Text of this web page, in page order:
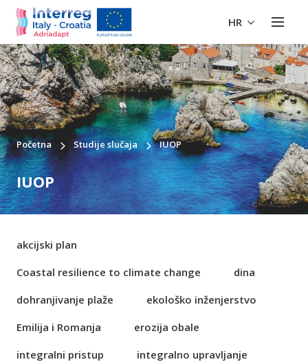
HR
Početna Studije slučaja IUOP
IUOP
akcijski plan
Coastal resilience to climate change
dina
dohranjivanje plaže
ekološko inženjerstvo
Emilija i Romanja
erozija obale
integralni pristup
integralno upravljanje